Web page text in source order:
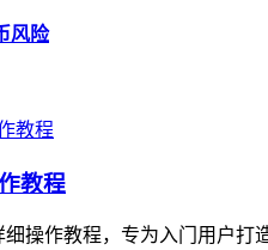
风险
教程
操作教程，专为入门用户